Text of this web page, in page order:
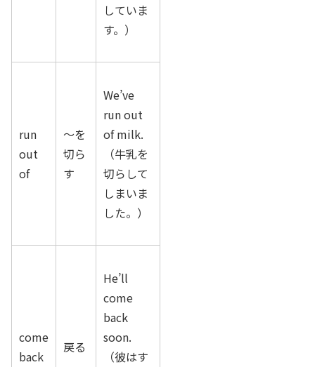
していま
す。）
run
out
of
～を
切ら
す
We’ve
run out
of milk.
（牛乳を
切らして
しまいま
した。）
come
back
戻る
He’ll
come
back
soon.
（彼はす